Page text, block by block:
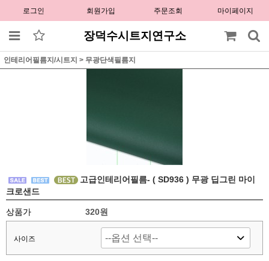
로그인 회원가입 주문조회 마이페이지
장덕수시트지연구소
인테리어필름지/시트지 > 무광단색필름지
고급인테리어필름- ( SD936 ) 무광 딥그린 마이
크로샌드
상품가 320원
사이즈